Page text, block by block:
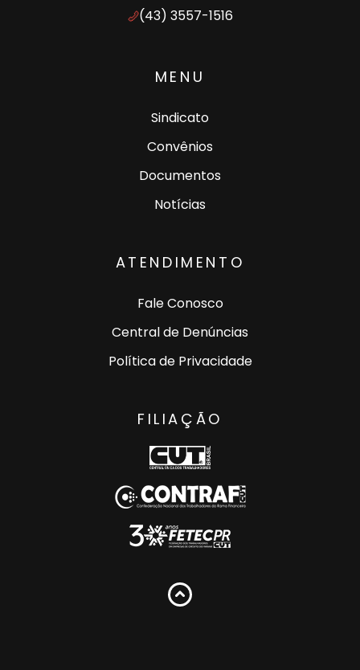
(43) 3557-1516
MENU
Sindicato
Convênios
Documentos
Notícias
ATENDIMENTO
Fale Conosco
Central de Denúncias
Política de Privacidade
FILIAÇÃO